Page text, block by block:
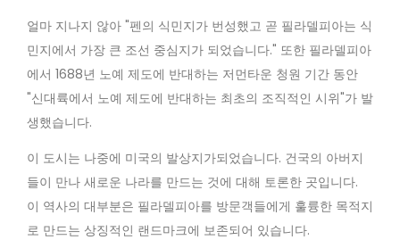
얼마 지나지 않아 "펜의 식민지가 번성했고 곧 필라델피아는 식
민지에서 가장 큰 조선 중심지가 되었습니다." 또한 필라델피아
에서 1688년 노예 제도에 반대하는 저먼타운 청원 기간 동안
"신대륙에서 노예 제도에 반대하는 최초의 조직적인 시위"가 발
생했습니다.
이 도시는 나중에 미국의 발상지가되었습니다. 건국의 아버지
들이 만나 새로운 나라를 만드는 것에 대해 토론한 곳입니다.
이 역사의 대부분은 필라델피아를 방문객들에게 훌륭한 목적지
로 만드는 상징적인 랜드마크에 보존되어 있습니다.